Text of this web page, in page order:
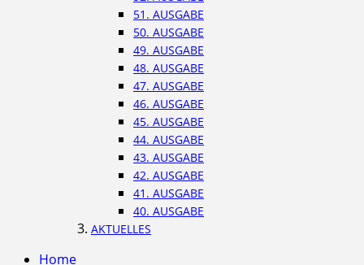
51. AUSGABE
50. AUSGABE
49. AUSGABE
48. AUSGABE
47. AUSGABE
46. AUSGABE
45. AUSGABE
44. AUSGABE
43. AUSGABE
42. AUSGABE
41. AUSGABE
40. AUSGABE
AKTUELLES
Home